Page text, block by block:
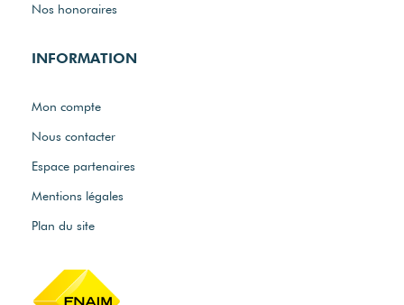
Nos honoraires
INFORMATION
Mon compte
Nous contacter
Espace partenaires
Mentions légales
Plan du site